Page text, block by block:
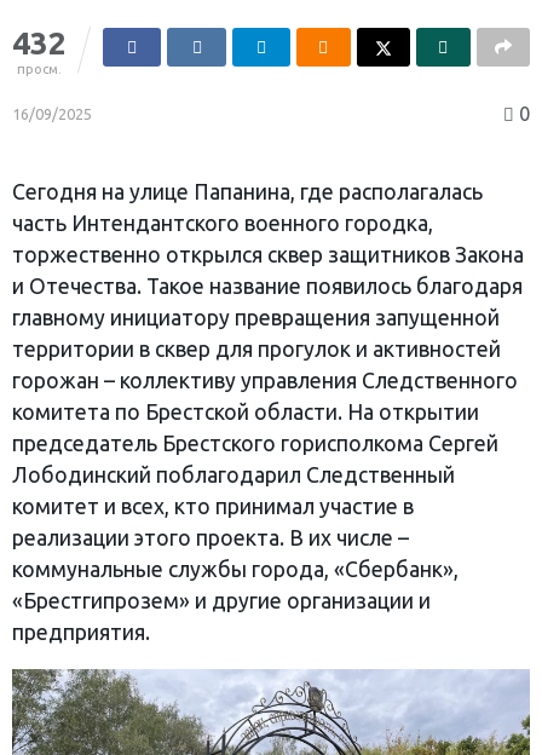
432
просм.
16/09/2025 0
Сегодня на улице Папанина, где располагалась
часть Интендантского военного городка,
торжественно открылся сквер защитников Закона
и Отечества. Такое название появилось благодаря
главному инициатору превращения запущенной
территории в сквер для прогулок и активностей
горожан – коллективу управления Следственного
комитета по Брестской области. На открытии
председатель Брестского горисполкома Сергей
Лободинский поблагодарил Следственный
комитет и всех, кто принимал участие в
реализации этого проекта. В их числе –
коммунальные службы города, «Сбербанк»,
«Брестгипрозем» и другие организации и
предприятия.